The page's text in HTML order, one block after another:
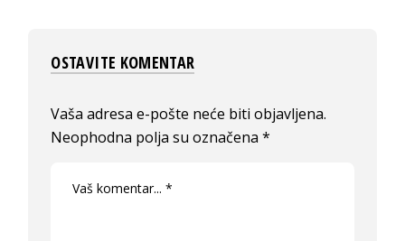
OSTAVITE KOMENTAR
Vaša adresa e-pošte neće biti objavljena.
Neophodna polja su označena*